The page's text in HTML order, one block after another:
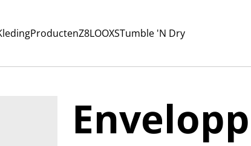
ProductenZ8LOOXSTumble 'N Dry